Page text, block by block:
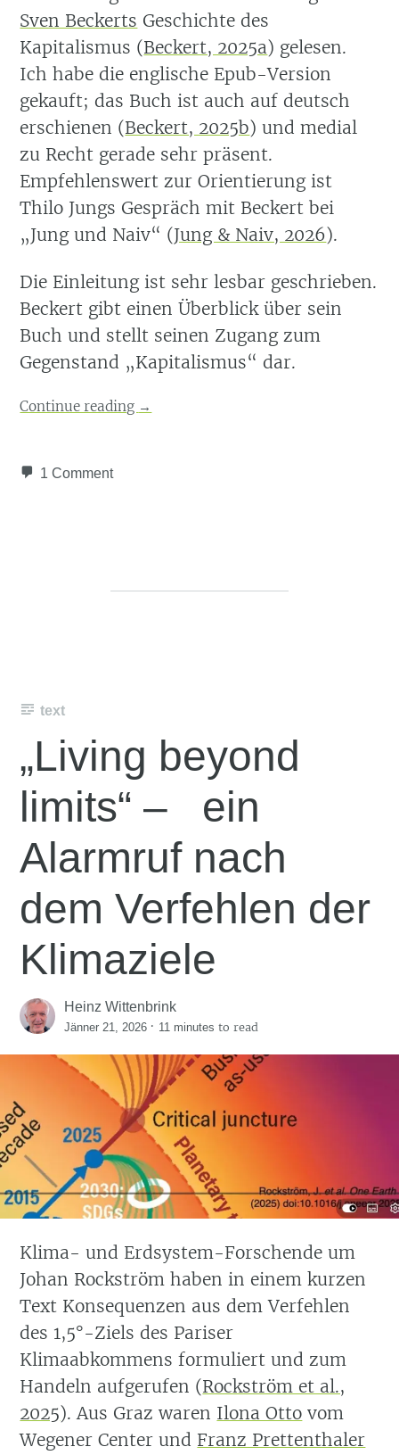
Sven Beckerts Geschichte des
Kapitalismus (Beckert, 2025a) gelesen.
Ich habe die englische Epub-Version
gekauft; das Buch ist auch auf deutsch
erschienen (Beckert, 2025b) und medial
zu Recht gerade sehr präsent.
Empfehlenswert zur Orientierung ist
Thilo Jungs Gespräch mit Beckert bei
„Jung und Naiv“ (Jung & Naiv, 2026).
Die Einleitung ist sehr lesbar geschrieben.
Beckert gibt einen Überblick über sein
Buch und stellt seinen Zugang zum
Gegenstand „Kapitalismus“ dar.
Continue reading →
1 Comment
text
„Living beyond
limits“ – ein
Alarmruf nach
dem Verfehlen der
Klimaziele
Heinz Wittenbrink
Jänner 21, 2026 · 11 minutes to read
Klima- und Erdsystem-Forschende um
Johan Rockström haben in einem kurzen
Text Konsequenzen aus dem Verfehlen
des 1,5°-Ziels des Pariser
Klimaabkommens formuliert und zum
Handeln aufgerufen (Rockström et al.,
2025). Aus Graz waren Ilona Otto vom
Wegener Center und Franz Prettenthaler